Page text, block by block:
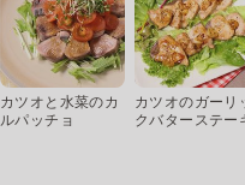
カツオと水菜のカ
ルパッチョ
カツオのガーリ
クバターステー